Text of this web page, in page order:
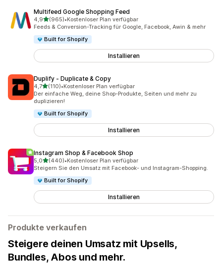
Multifeed Google Shopping Feed
4,9von 5 Sternen
(965)
965 Rezensionen insgesamt
•Kostenloser Plan verfügbar
Feeds & Conversion-Tracking für Google, Facebook, Awin & mehr
Built for Shopify
Installieren
Duplify ‑ Duplicate & Copy
4,7von 5 Sternen
(110)
110 Rezensionen insgesamt
•Kostenloser Plan verfügbar
Der einfache Weg, deine Shop-Produkte, Seiten und mehr zu
duplizieren!
Built for Shopify
Installieren
Instagram Shop & Facebook Shop
5,0von 5 Sternen
(440)
440 Rezensionen insgesamt
•Kostenloser Plan verfügbar
Steigern Sie den Umsatz mit Facebook- und Instagram-Shopping.
Built for Shopify
Installieren
Produkte verkaufen
Steigere deinen Umsatz mit Upsells,
Bundles, Abos und mehr.